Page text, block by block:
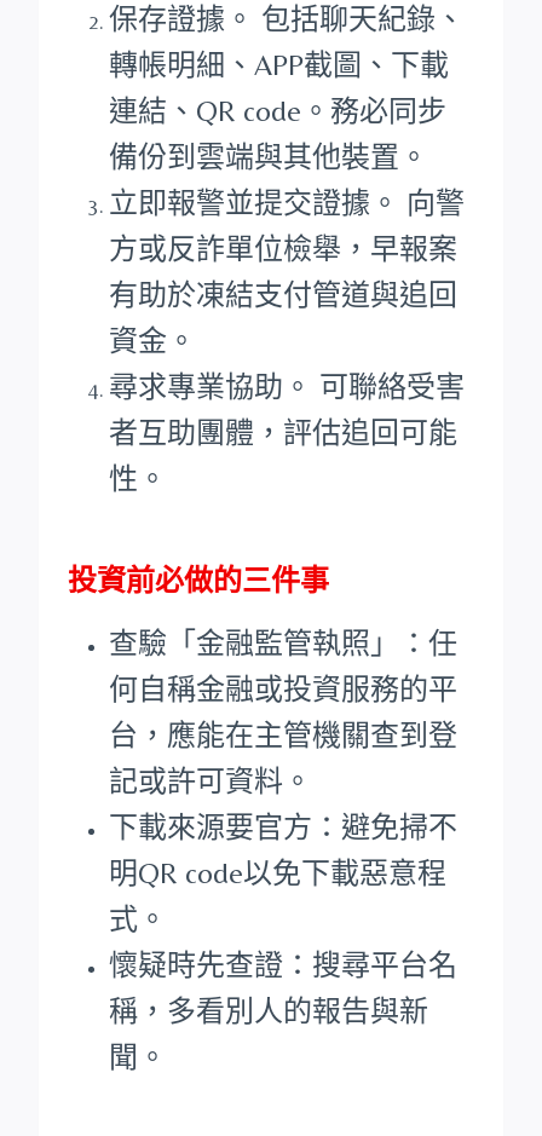
保存證據。 包括聊天紀錄、
轉帳明細、APP截圖、下載
連結、QR code。務必同步
備份到雲端與其他裝置。
立即報警並提交證據。 向警
方或反詐單位檢舉，早報案
有助於凍結支付管道與追回
資金。
尋求專業協助。 可聯絡受害
者互助團體，評估追回可能
性。
投資前必做的三件事
查驗「金融監管執照」：任
何自稱金融或投資服務的平
台，應能在主管機關查到登
記或許可資料。
下載來源要官方：避免掃不
明QR code以免下載惡意程
式。
懷疑時先查證：搜尋平台名
稱，多看別人的報告與新
聞。